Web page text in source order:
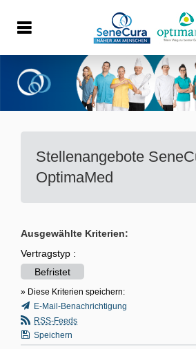
Stellenangebote
OptimaMed
Ausgewählte Kriterien:
Vertragstyp :
Befristet
» Diese Kriterien speichern:
E-Mail-Benachrichtigung
RSS-Feeds
Speichern